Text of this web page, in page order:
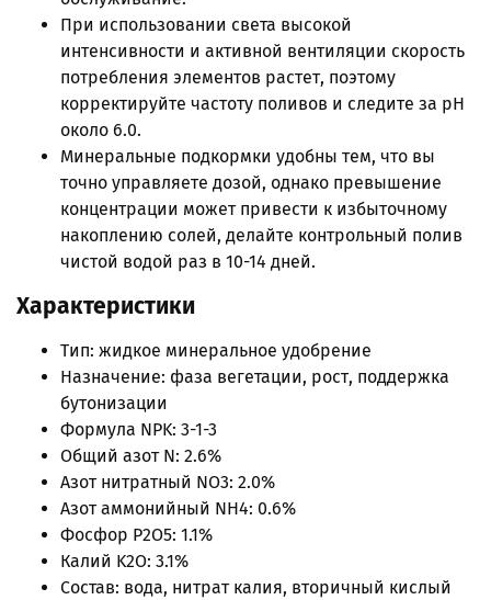
При использовании света высокой
интенсивности и активной вентиляции скорость
потребления элементов растет, поэтому
корректируйте частоту поливов и следите за pH
около 6.0.
Минеральные подкормки удобны тем, что вы
точно управляете дозой, однако превышение
концентрации может привести к избыточному
накоплению солей, делайте контрольный полив
чистой водой раз в 10-14 дней.
Характеристики
Тип: жидкое минеральное удобрение
Назначение: фаза вегетации, рост, поддержка
бутонизации
Формула NPK: 3-1-3
Общий азот N: 2.6%
Азот нитратный NO3: 2.0%
Азот аммонийный NH4: 0.6%
Фосфор P2O5: 1.1%
Калий K2O: 3.1%
Состав: вода, нитрат калия, вторичный кислый